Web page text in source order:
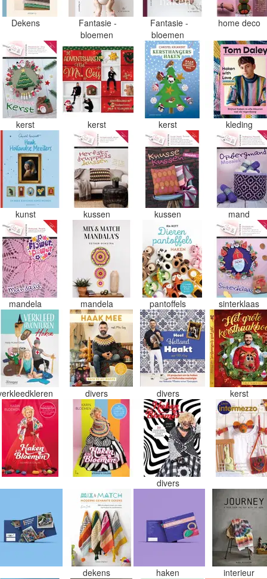
Dekens
Fantasie -
bloemen
Fantasie -
bloemen
home deco
kerst kerst kerst kleding
kunst kussen kussen mand
mandela mandela pantoffels sinterklaas
divers divers kerst
divers
dekens haken interieur